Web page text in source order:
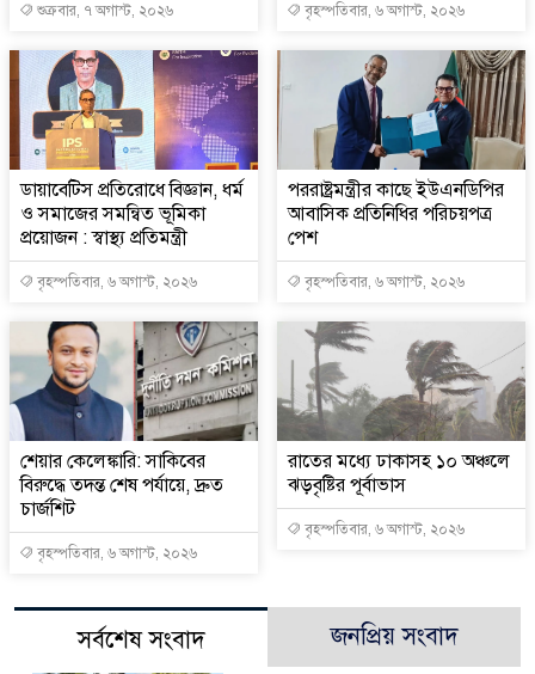
শুক্রবার, ৭ অগাস্ট, ২০২৬ বৃহস্পতিবার, ৬ অগাস্ট, ২০২৬
ডায়াবেটিস প্রতিরোধে বিজ্ঞান, ধর্ম
ও সমাজের সমন্বিত ভূমিকা
প্রয়োজন : স্বাস্থ্য প্রতিমন্ত্রী
বৃহস্পতিবার, ৬ অগাস্ট, ২০২৬
পররাষ্ট্রমন্ত্রীর কা‌ছে ইউএনডিপির
আবাসিক প্রতিনিধির পরিচয়পত্র
পেশ
বৃহস্পতিবার, ৬ অগাস্ট, ২০২৬
শেয়ার কেলেঙ্কারি: সাকিবের
বিরুদ্ধে তদন্ত শেষ পর্যায়ে, দ্রুত
চার্জশিট
বৃহস্পতিবার, ৬ অগাস্ট, ২০২৬
রাতের মধ্যে ঢাকাসহ ১০ অঞ্চলে
ঝড়বৃষ্টির পূর্বাভাস
বৃহস্পতিবার, ৬ অগাস্ট, ২০২৬
সর্বশেষ সংবাদ জনপ্রিয় সংবাদ